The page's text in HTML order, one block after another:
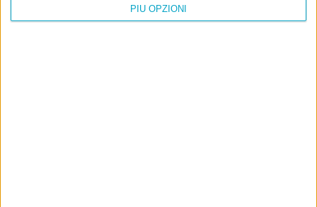
PIÙ OPZIONI
AI che scrive di Taylor Swift come se fossi io